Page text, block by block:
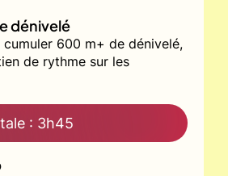
dénivelé
cumuler 600 m+ de dénivelé,
de rythme sur les
: 3h45